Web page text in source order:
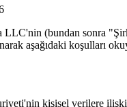
(bundan sonra
aşağıdaki koşulları
kişisel verilere